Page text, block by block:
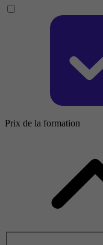
Prix de la formation